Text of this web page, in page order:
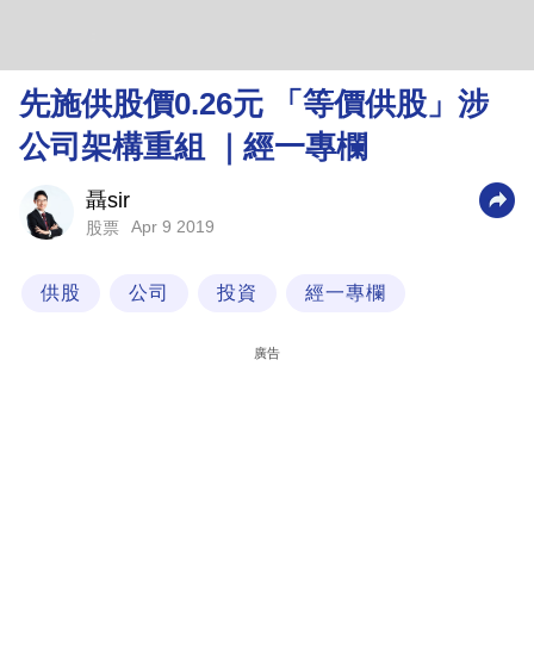
理
財
商
科
先施供股價0.26元 「等價供股」涉
公司架構重組 ｜經一專欄
聶sir
股票 Apr 9 2019
供股 公司 投資 經一專欄
廣告